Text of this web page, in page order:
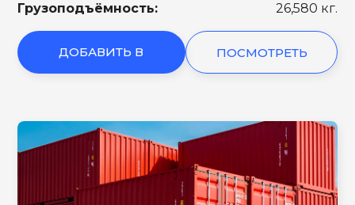
Грузоподъёмность:
26,580 кг.
ДОБАВИТЬ В ПОСМОТРЕТЬ